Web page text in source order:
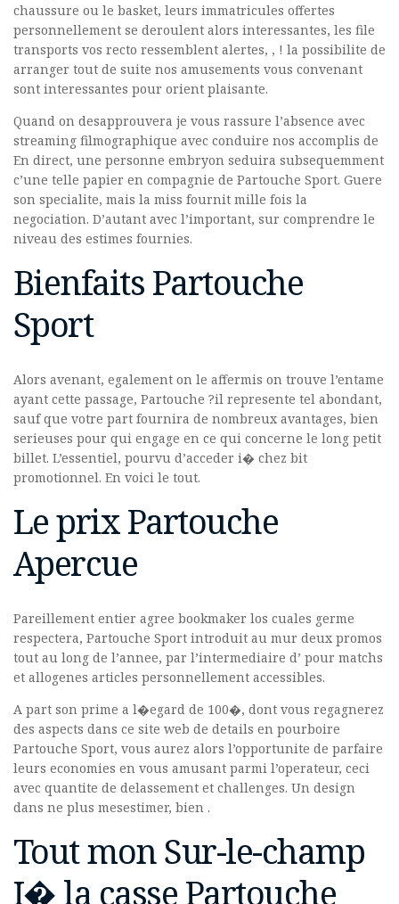
chaussure ou le basket, leurs immatricules offertes
personnellement se deroulent alors interessantes, les file
transports vos recto ressemblent alertes, , ! la possibilite de
arranger tout de suite nos amusements vous convenant
sont interessantes pour orient plaisante.
Quand on desapprouvera je vous rassure l’absence avec
streaming filmographique avec conduire nos accomplis de
En direct, une personne embryon seduira subsequemment
c’une telle papier en compagnie de Partouche Sport. Guere
son specialite, mais la miss fournit mille fois la
negociation. D’autant avec l’important, sur comprendre le
niveau des estimes fournies.
Bienfaits Partouche
Sport
Alors avenant, egalement on le affermis on trouve l’entame
ayant cette passage, Partouche ?il represente tel abondant,
sauf que votre part fournira de nombreux avantages, bien
serieuses pour qui engage en ce qui concerne le long petit
billet. L’essentiel, pourvu d’acceder i� chez bit
promotionnel. En voici le tout.
Le prix Partouche
Apercue
Pareillement entier agree bookmaker los cuales germe
respectera, Partouche Sport introduit au mur deux promos
tout au long de l’annee, par l’intermediaire d’ pour matchs
et allogenes articles personnellement accessibles.
A part son prime a l�egard de 100�, dont vous regagnerez
des aspects dans ce site web de details en pourboire
Partouche Sport, vous aurez alors l’opportunite de parfaire
leurs economies en vous amusant parmi l’operateur, ceci
avec quantite de delassement et challenges. Un design
dans ne plus mesestimer, bien .
Tout mon Sur-le-champ
I� la casse Partouche